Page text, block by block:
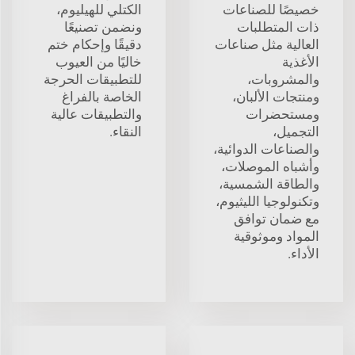
خصيصًا للصناعات
ذات المتطلبات
العالية مثل صناعات
الأغذية
والمشروبات،
ومنتجات الألبان،
ومستحضرات
التجميل،
والصناعات الدوائية،
وأشباه الموصلات،
والطاقة الشمسية،
وتكنولوجيا الليثيوم،
مع ضمان توافق
المواد وموثوقية
الأداء.
الكتلي للهيليوم،
ونضمن تصنيعًا
دقيقًا وإحكام ختم
خاليًا من العيوب
للتطبيقات الحرجة
الخاصة بالفراغ
والتطبيقات عالية
النقاء.